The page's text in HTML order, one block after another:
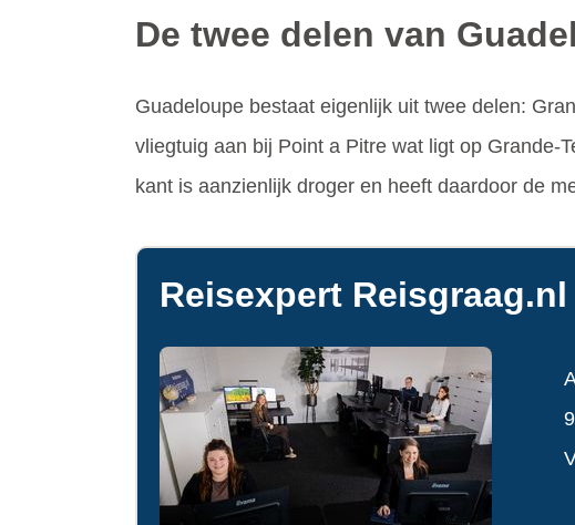
De twee delen van
Guadeloupe bestaat eigenlijk uit twee delen:
vliegtuig aan bij Point a Pitre wat ligt op Grande-
kant is aanzienlijk droger en heeft daardoor de
Reisexpert Reisgraag.nl